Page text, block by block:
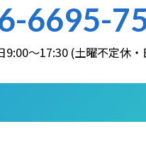
6695-
9:00～17:30 (土曜不定休